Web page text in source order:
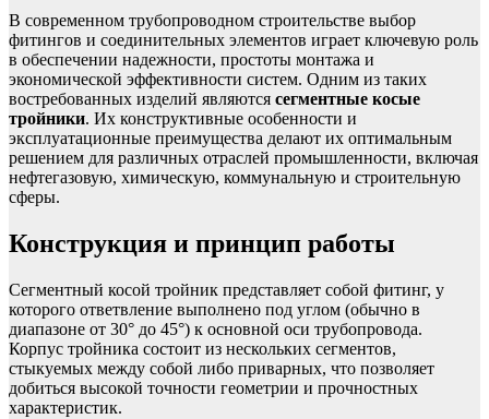
В современном трубопроводном строительстве выбор
фитингов и соединительных элементов играет ключевую роль
в обеспечении надежности, простоты монтажа и
экономической эффективности систем. Одним из таких
востребованных изделий являются сегментные косые
тройники. Их конструктивные особенности и
эксплуатационные преимущества делают их оптимальным
решением для различных отраслей промышленности, включая
нефтегазовую, химическую, коммунальную и строительную
сферы.
Конструкция и принцип работы
Сегментный косой тройник представляет собой фитинг, у
которого ответвление выполнено под углом (обычно в
диапазоне от 30° до 45°) к основной оси трубопровода.
Корпус тройника состоит из нескольких сегментов,
стыкуемых между собой либо приварных, что позволяет
добиться высокой точности геометрии и прочностных
характеристик.